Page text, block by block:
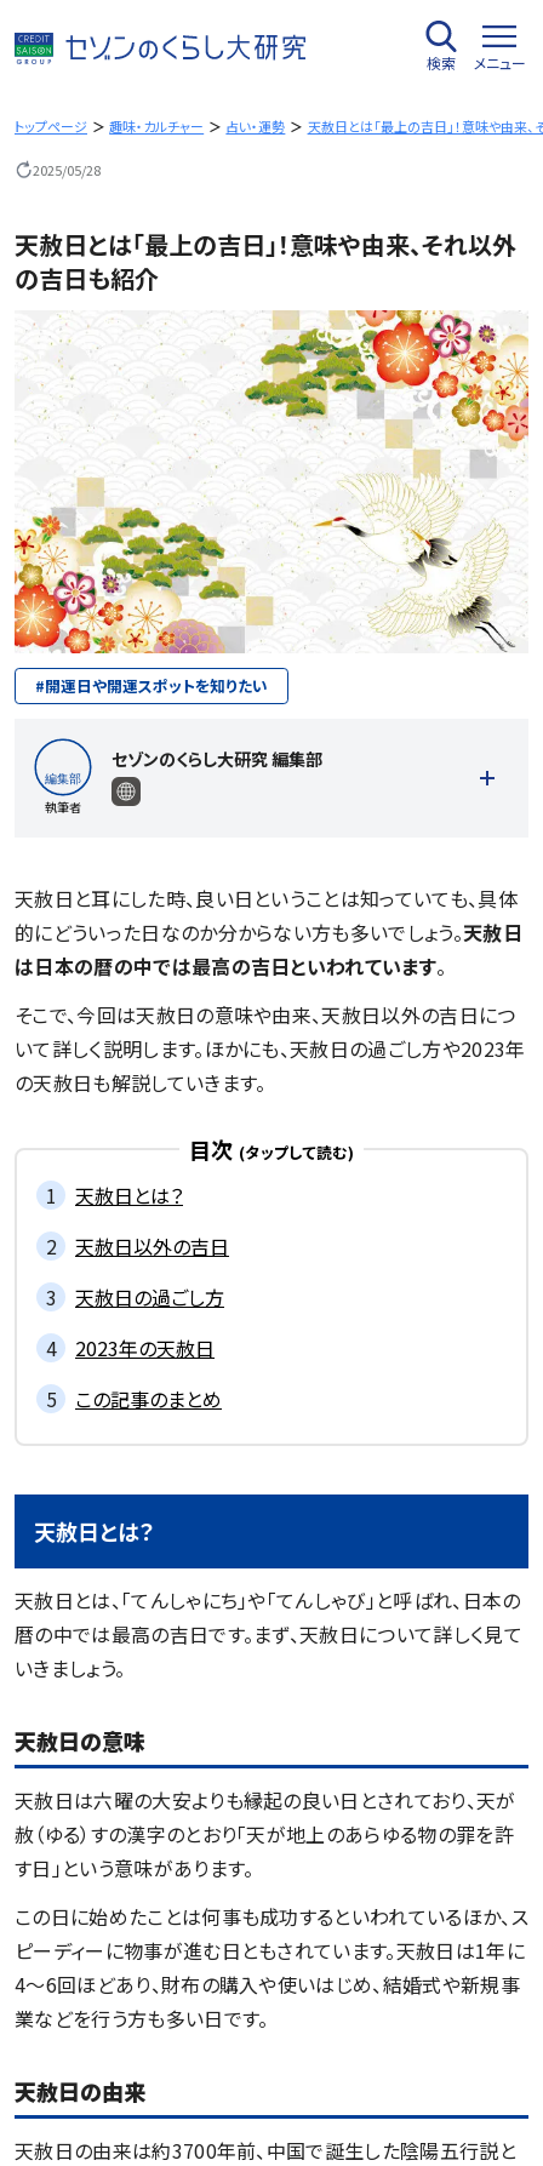
容
を
キ
検索 メニュー
トップページ 趣味・カルチャー 占い・運勢 天赦日とは「最上の吉日」！意味や由来
2025/05/28
天赦日とは「最上の吉日」！意味や由来、それ以外
の吉日も紹介
#開運日や開運スポットを知りたい
執筆者
セゾンのくらし大研究 編集部
記事一覧を見る
天赦日と耳にした時、良い日ということは知っていても、具体
的にどういった日なのか分からない方も多いでしょう。天赦日
は日本の暦の中では最高の吉日といわれています。
そこで、今回は天赦日の意味や由来、天赦日以外の吉日につ
いて詳しく説明します。ほかにも、天赦日の過ごし方や2023年
の天赦日も解説していきます。
目次
天赦日とは？
天赦日以外の吉日
天赦日の過ごし方
2023年の天赦日
この記事のまとめ
天赦日とは？
天赦日とは、「てんしゃにち」や「てんしゃび」と呼ばれ、日本の
暦の中では最高の吉日です。まず、天赦日について詳しく見て
いきましょう。
天赦日の意味
天赦日は六曜の大安よりも縁起の良い日とされており、天が
赦（ゆる）すの漢字のとおり「天が地上のあらゆる物の罪を許
す日」という意味があります。
この日に始めたことは何事も成功するといわれているほか、ス
ピーディーに物事が進む日ともされています。天赦日は1年に
4〜6回ほどあり、財布の購入や使いはじめ、結婚式や新規事
業などを行う方も多い日です。
天赦日の由来
天赦日の由来は約3700年前、中国で誕生した陰陽五行説と